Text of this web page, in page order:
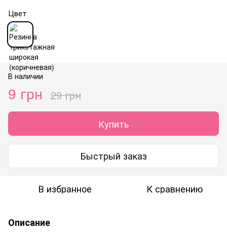
Цвет
В наличии
9 грн 29 грн
Купить
Быстрый заказ
В избранное К сравнению
Описание